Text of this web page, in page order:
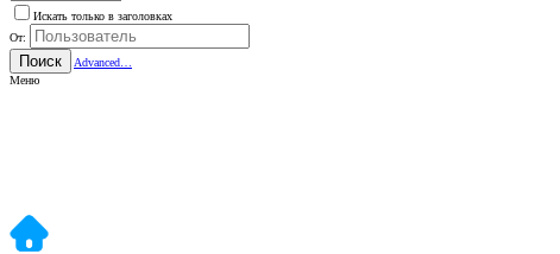
Искать только в заголовках
От:
Поиск
Advanced…
Меню